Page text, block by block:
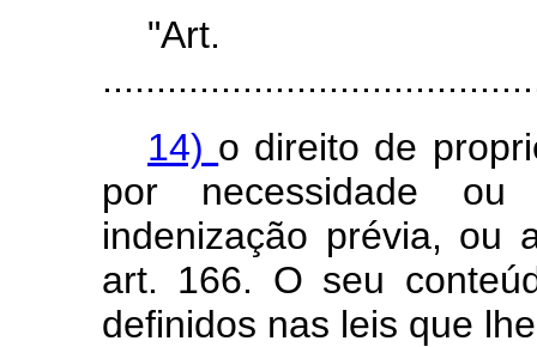
14) o direito de
por necessidade ou
indenização prévia, ou
art. 166. O seu
definidos nas leis que